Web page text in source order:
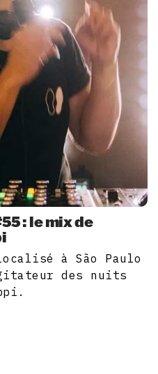
: le mix de
à São Paulo
des nuits